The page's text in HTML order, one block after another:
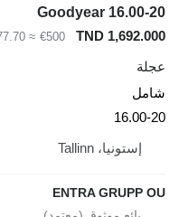
Goodyear 16.00-20
TND 1,692.000
€500
≈ $577.70
عجلة
شامل
16.00-20
إستونيا، Tallinn
ENTRA GRUPP OU